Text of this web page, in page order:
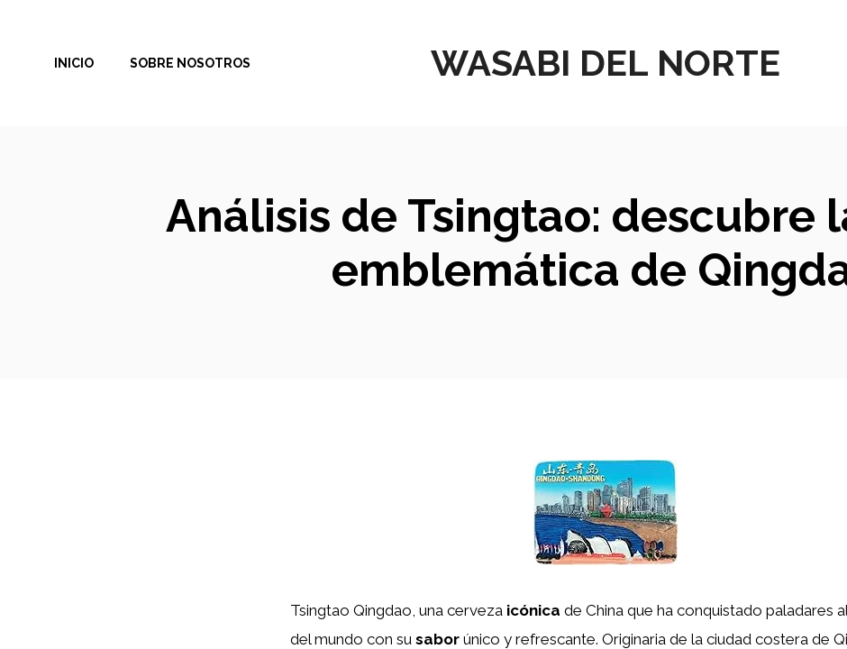
contenido
WASABI DEL NORTE
INICIO SOBRE NOSOTROS
Análisis de Tsingtao: descubre
emblemática de
Tsingtao Qingdao, una cerveza icónica de China que ha conquistado paladares
del mundo con su sabor único y refrescante. Originaria de la ciudad costera de